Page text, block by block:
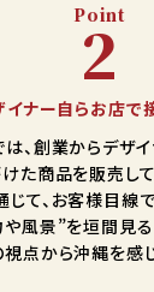
Point
2
イナー自らお店で
は、創業からデザ
た商品を販売し
て、お客様目線
風景”を垣間見る
視点から沖縄を感